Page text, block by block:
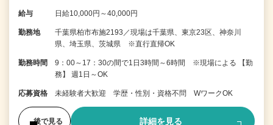
給与 日給10,000円～40,000円
勤務地
千葉県柏市布施2193／現場は千葉県、東京23区、神奈川
県、埼玉県、茨城県 ※直行直帰OK
勤務時間
9：00～17：30の間で1日3時間～6時間 ※現場による 【勤
務】 週1日～OK
応募資格 未経験者大歓迎 学歴・性別・資格不問 WワークOK
後で見る 詳細を見る